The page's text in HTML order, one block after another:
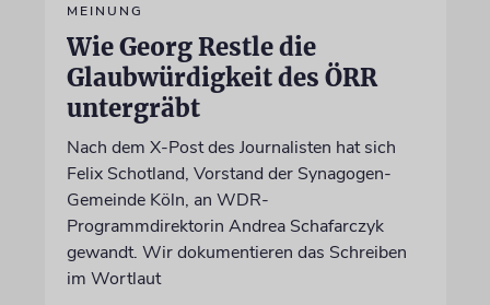
MEINUNG
Wie Georg Restle die
Glaubwürdigkeit des ÖRR
untergräbt
Nach dem X-Post des Journalisten hat sich
Felix Schotland, Vorstand der Synagogen-
Gemeinde Köln, an WDR-
Programmdirektorin Andrea Schafarczyk
gewandt. Wir dokumentieren das Schreiben
im Wortlaut